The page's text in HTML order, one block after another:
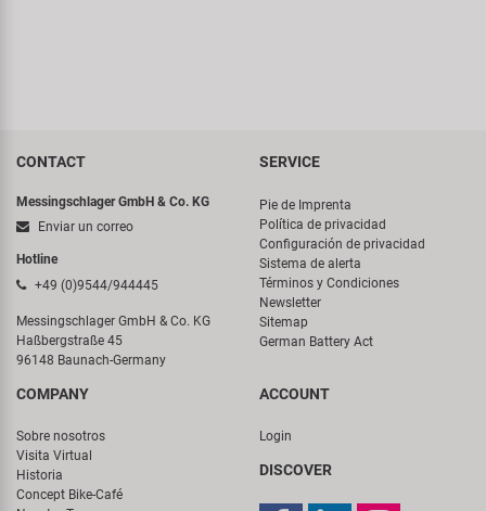
CONTACT
Messingschlager GmbH & Co. KG
Enviar un correo
Hotline
+49 (0)9544/944445
Messingschlager GmbH & Co. KG
Haßbergstraße 45
96148 Baunach-Germany
SERVICE
Pie de Imprenta
Política de privacidad
Configuración de privacidad
Sistema de alerta
Términos y Condiciones
Newsletter
Sitemap
German Battery Act
COMPANY
Sobre nosotros
Visita Virtual
Historia
Concept Bike-Café
ACCOUNT
Login
DISCOVER